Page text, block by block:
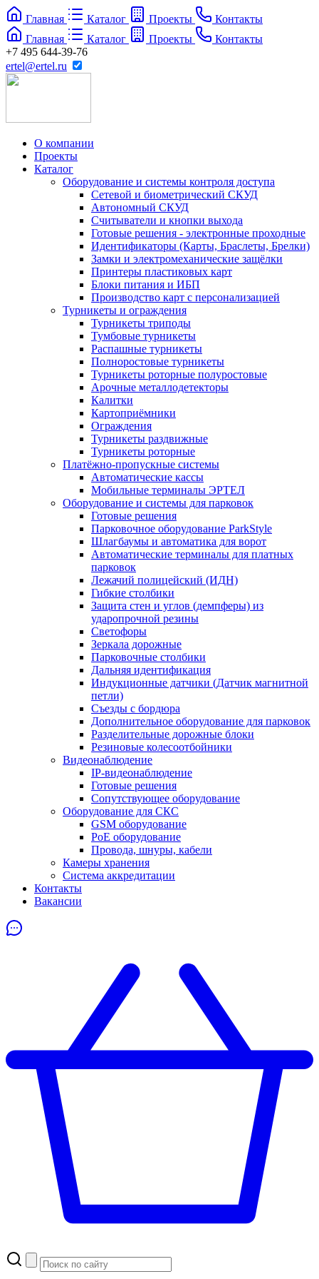
Главная Каталог Проекты
Контакты
Главная
Каталог Проекты
Контакты
+7 495 644-39-76
ertel@ertel.ru
О компании
Проекты
Каталог
Оборудование и системы контроля доступа
Сетевой и биометрический СКУД
Автономный СКУД
Считыватели и кнопки выхода
Готовые решения - электронные проходные
Идентификаторы (Карты, Браслеты, Брелки)
Замки и электромеханические защёлки
Принтеры пластиковых карт
Блоки питания и ИБП
Производство карт с персонализацией
Турникеты и ограждения
Турникеты триподы
Тумбовые турникеты
Распашные турникеты
Полноростовые турникеты
Турникеты роторные полуростовые
Арочные металлодетекторы
Калитки
Картоприёмники
Ограждения
Турникеты раздвижные
Турникеты роторные
Платёжно-пропускные системы
Автоматические кассы
Мобильные терминалы ЭРТЕЛ
Оборудование и системы для парковок
Готовые решения
Парковочное оборудование ParkStyle
Шлагбаумы и автоматика для ворот
Автоматические терминалы для платных
парковок
Лежачий полицейский (ИДН)
Гибкие столбики
Защита стен и углов (демпферы) из
ударопрочной резины
Светофоры
Зеркала дорожные
Парковочные столбики
Дальняя идентификация
Индукционные датчики (Датчик магнитной
петли)
Съезды с бордюра
Дополнительное оборудование для парковок
Разделительные дорожные блоки
Резиновые колесоотбойники
Видеонаблюдение
IP-видеонаблюдение
Готовые решения
Сопутствующее оборудование
Оборудование для СКС
GSM оборудование
PoE оборудование
Провода, шнуры, кабели
Камеры хранения
Система аккредитации
Контакты
Вакансии